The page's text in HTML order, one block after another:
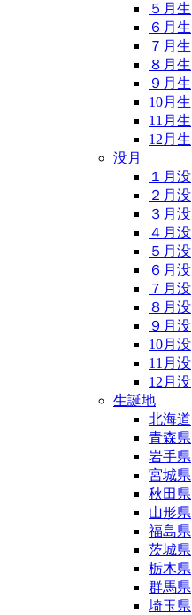
５月生
６月生
７月生
８月生
９月生
10月生
11月生
12月生
没月
１月没
２月没
３月没
４月没
５月没
６月没
７月没
８月没
９月没
10月没
11月没
12月没
生誕地
北海道
青森県
岩手県
宮城県
秋田県
山形県
福島県
茨城県
栃木県
群馬県
埼玉県